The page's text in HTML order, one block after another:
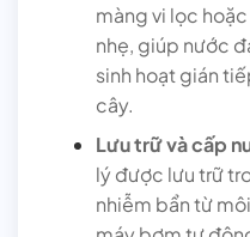
màng vi lọc
nhẹ, giúp nước
sinh hoạt gián
cây.
Lưu trữ và cấp
lý được lưu trữ
nhiễm bẩn từ